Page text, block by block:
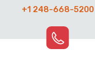
+1 248-668-5200